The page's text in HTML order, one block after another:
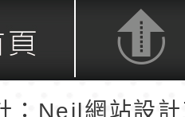
返回頂端
：Neil網站設